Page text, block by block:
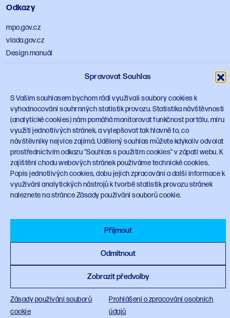
Spravovat Souhlas
S Vaším souhlasem bychom rádi využívali soubory cookies k
vyhodnocování souhrnných statistik provozu. Statistika návštěvnosti
(analytické cookies) nám pomáhá monitorovat funkčnost portálu, míru
využití jednotlivých stránek, a vylepšovat tak hlavně to, co
návštěvníky nejvíce zajímá. Udělený souhlas můžete kdykoliv odvolat
prostřednictvím odkazu "Souhlas s použitím cookies" v zápatí webu. K
zajištění chodu webových stránek používáme technické cookies.
Popis jednotlivých cookies, dobu jejich zpracování a další informace k
využívání analytických nástrojů k tvorbě statistik provozu stránek
naleznete na stránce Zásady používání souborů cookie.
Přijmout
Odmítnout
Zobrazit předvolby
Zásady používání souborů
cookie
Prohlášení o zpracování osobních
údajů
Odkazy
mpo.gov.cz
vlada.gov.cz
Design manuál
© 2023 Národní plán obnovyplanobnovy.gov.cz
Financováno Evropskou unií